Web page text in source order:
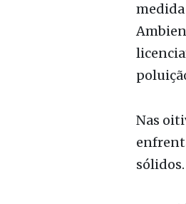
Nas
sólidos.
O